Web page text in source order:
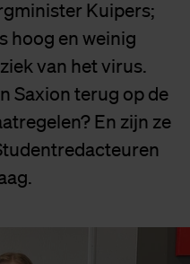
Kuipers;
hoog en weinig
van het virus.
Saxion terug op de
En zijn ze